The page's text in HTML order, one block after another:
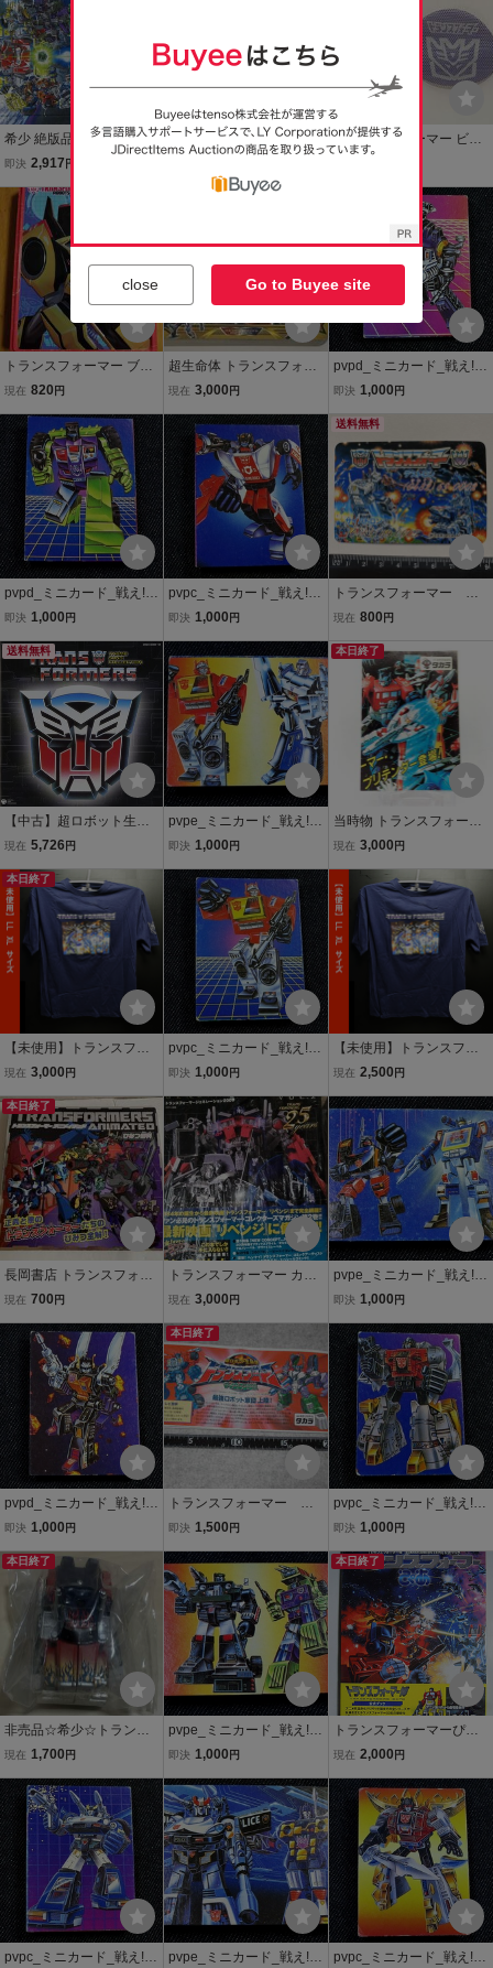
希少 絶版品 超ロボット 生
命体 トランスフォーマー
8-201 ピクチュアパズル
Ｌ判 クレヨンボード #64
即決 2,917 円
当時物 戦え！ 超ロボット
生命体トランスフォーマ
ー カタログ タカラ
トランスフォーマー ビー
ストウォーズ 非売品 ステ
タカラ 当時 キャンペーン
品 Transformers sticker co
トランスフォーマー ブリ
キ箱 小物入れ カンカン箱
現在 820 円
超生命体 トランスフォー
マー ビーストウォーズ メ
版 第1刷 ポプラ社 TRA
NSFORMER BEASTWAR
S METALS encyclopedia
現在 3,000 円
pvpd_ミニカード_戦え!超
ロボット生命体トランス
即決 1,000 円
pvpd_ミニカード_戦え!超
ロボット生命体トランス
即決 1,000 円
pvpc_ミニカード_戦え!超
ロボット生命体トランス
即決 1,000 円
送料無料
トランスフォーマー デ
ストロン カード サイ
ビス TAKARA
現在 800 円
送料無料
【中古】超ロボット生命
体 トランスフォーマー テ
現在 5,726 円
pvpe_ミニカード_戦え!超
ロボット生命体トランス
ブロードキャスト
即決 1,000 円
本日終了
当時物 トランスフォーマ
ー 超神マスターフォース
現在 3,000 円
本日終了
【未使用】トランスフォ
ーマー 半袖 Tシャツ LL X
S デストロン
現在 3,000 円
pvpc_ミニカード_戦え!超
ロボット生命体トランス
スト
即決 1,000 円
【未使用】トランスフォ
ーマー 半袖 Tシャツ LL X
S デストロン
現在 2,500 円
本日終了
長岡書店 トランスフォー
マーアニメイテッド ひみ
現在 700 円
トランスフォーマー カタ
ログ ステッカー等
現在 3,000 円
pvpe_ミニカード_戦え!超
ロボット生命体トランス
ーブ対トレイルブレーカ
即決 1,000 円
pvpd_ミニカード_戦え!超
ロボット生命体トランス
即決 1,000 円
本日終了
トランスフォーマー マ
イクロン伝説 カタロ
即決 1,500 円
pvpc_ミニカード_戦え!超
ロボット生命体トランス
即決 1,000 円
本日終了
非売品☆希少☆トランス
フォーマー 非売品DVD
ィマスプライム TOMIC
A トミカ
現在 1,700 円
pvpe_ミニカード_戦え!超
ロボット生命体トランス
ター対ハウンド
即決 1,000 円
本日終了
トランスフォーマーぴあ
(トランスフォーマー博TR
式ブック'14※超特大両面
ポスター付)タカラトミー
玩具,梶田達二,上田信
現在 2,000 円
pvpc_ミニカード_戦え!超
pvpe_ミニカード_戦え!超
pvpc_ミニカード_戦え!超
close Go to Buyee site